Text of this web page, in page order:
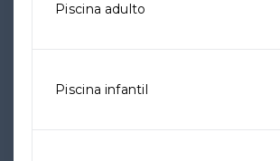
Piscina adulto
Piscina infantil